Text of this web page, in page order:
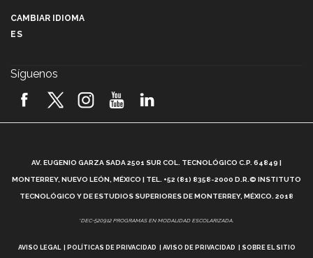
2026! (video)
¿Cómo es el Modelo Educativo Tec? (video)
Vida Tec: Feminismo e Inteligencia Artificial, Paola
CAMBIAR IDIOMA
ES
Síguenos
AV. EUGENIO GARZA SADA 2501 SUR COL. TECNOLÓGICO C.P. 64849 |
MONTERREY, NUEVO LEÓN, MÉXICO | TEL. +52 (81) 8358-2000 D.R.© INSTITUTO
TECNOLÓGICO Y DE ESTUDIOS SUPERIORES DE MONTERREY, MÉXICO. 2018
*DEC-520912 PROGRAMAS EN MODALIDAD ESCOLARIZADA.
AVISO LEGAL POLÍTICAS DE PRIVACIDAD AVISO DE PRIVACIDAD SOBRE EL SITIO